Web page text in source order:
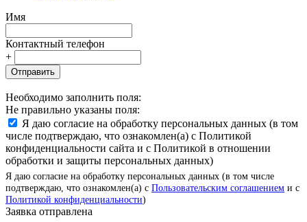
Имя
Контактный телефон
+
Отправить
Необходимо заполнить поля:
Не правильно указаны поля:
Я даю согласие на обработку персональных данных (в том
числе подтверждаю, что ознакомлен(а) с Политикой
конфиденциальности сайта и с Политикой в отношении
обработки и защиты персональных данных)
Я даю согласие на обработку персональных данных (в том числе
подтверждаю, что ознакомлен(а) с Пользовательским соглашением и с
Политикой конфиденциальности)
Заявка отправлена